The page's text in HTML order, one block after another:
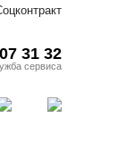
31 32
сервиса